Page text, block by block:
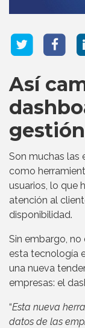
Así
Son muchas las
como
usuarios, lo que
atención al
disponibilidad.
Sin embargo,
esta tecnología
una nueva
empresas: el
“Esta nueva
datos de las